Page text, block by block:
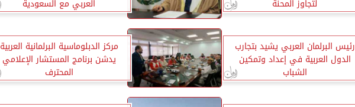
لتجاوز المحنة
العربي مع السعودية
رئيس البرلمان العربي يشيد بتجارب
الدول العربية في إعداد وتمكين
الشباب
مركز الدبلوماسية البرلمانية العربية
يدشن برنامج المستشار الإعلامي
المحترف